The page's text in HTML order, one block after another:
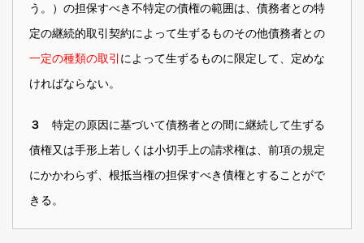
う。）の担保すべき不特定の債権の範囲は、債務者との特
定の継続的取引契約によって生ずるものその他債務者との
一定の種類の取引 によって生ずるものに限定して、定めな
ければならない。
３
特定の原因に基づいて債務者との間に継続して生ずる
債権又は手形上若しくは小切手上の請求権は、前項の規定
にかかわらず、根抵当権の担保すべき債権とすることがで
きる。